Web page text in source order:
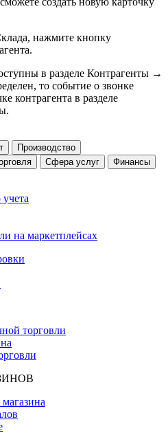
нажмите кнопку
в разделе Контрагенты →
то событие о звонке
контрагента в разделе
Производство
Сфера услуг Финансы
на маркетплейсах
торговли